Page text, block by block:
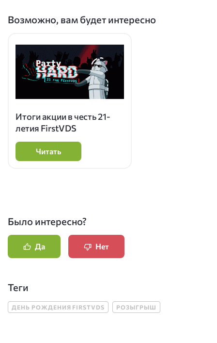
Возможно, вам будет интересно
Итоги акции в честь 21-
летия FirstVDS
Читать
Было интересно?
Да Нет
Теги
ДЕНЬ РОЖДЕНИЯ FIRSTVDS РОЗЫГРЫШ